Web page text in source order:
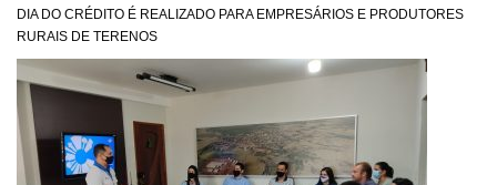
DIA DO CRÉDITO É REALIZADO PARA EMPRESÁRIOS E PRODUTORES
RURAIS DE TERENOS